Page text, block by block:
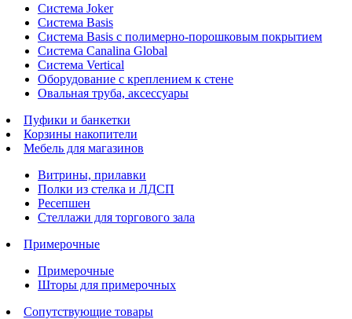
Система Joker
Система Basis
Система Basis с полимерно-порошковым покрытием
Система Canalina Global
Система Vertical
Оборудование с креплением к стене
Овальная труба, аксессуары
Пуфики и банкетки
Корзины накопители
Мебель для магазинов
Витрины, прилавки
Полки из стелка и ЛДСП
Ресепшен
Стеллажи для торгового зала
Примерочные
Примерочные
Шторы для примерочных
Сопутствующие товары